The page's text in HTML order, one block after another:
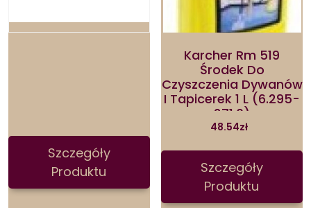
Szczegóły
Produktu
Karcher Rm 519
Środek Do
Czyszczenia Dywanów
I Tapicerek 1 L (6.295-
271.0)
48.54zł
Szczegóły
Produktu